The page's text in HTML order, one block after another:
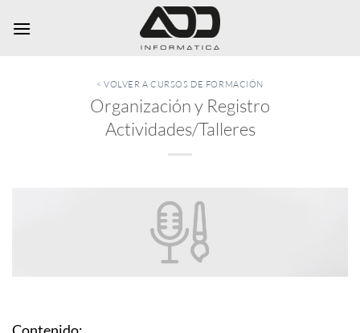
< VOLVER A CURSOS DE FORMACIÓN
Organización y Registro
Actividades/Talleres